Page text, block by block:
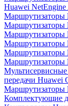
Huawei NetEngine
Маршрутизаторы
Маршрутизаторы
Маршрутизаторы
Маршрутизаторы
Маршрутизаторы
Маршрутизаторы
передачи Huawei
Маршрутизаторы
Комплектующие